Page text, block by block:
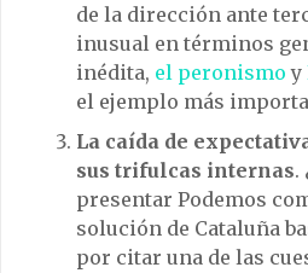
de la dirección ante
inusual en términos
inédita, el peronismo y
el ejemplo más
La caída de
sus trifulcas internas.
presentar Podemos
solución de Cataluña
por citar una de las